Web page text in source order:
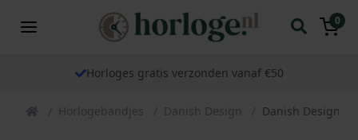
0
Horloges gratis verzonden vanaf €50
Horlogebandjes Danish Design Danish Design